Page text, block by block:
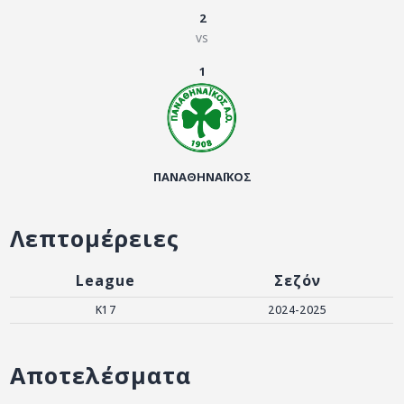
2
vs
1
ΠΑΝΑΘΗΝΑΪΚΟΣ
Λεπτομέρειες
League Σεζόν
Κ17 2024-2025
Αποτελέσματα